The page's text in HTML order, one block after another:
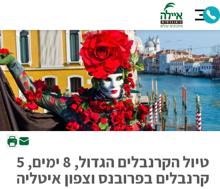
טיול הקרנבלים הגדול, 8 ימים, 5
קרנבלים בפרובנס וצפון איטליה